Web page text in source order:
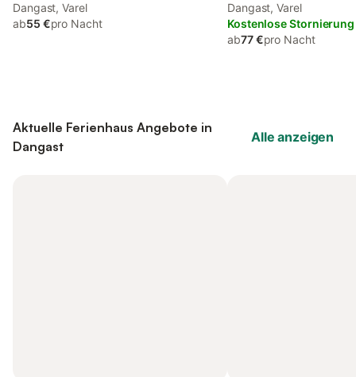
kinderfreundlich
Dangast, Varel
ab55 €pro Nacht
Dangast, Varel
Kostenlose Stornierung
ab77 €pro Nacht
Aktuelle Ferienhaus Angebote in
Dangast
Alle anzeigen